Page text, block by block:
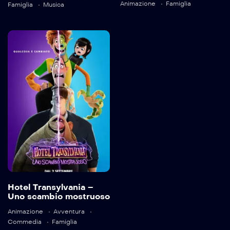
Detail
Famiglia
Musica Language: en
Animazione Famiglia
Hotel
Transylvania –
Uno scambio
mostruoso
87 min
Hotel Transylvania –
Uno scambio mostruoso
Animazione
Avventura
Commedia
Famiglia